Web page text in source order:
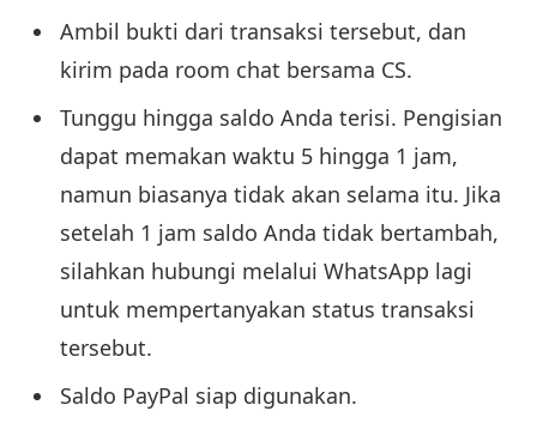
Ambil bukti dari transaksi tersebut, dan
kirim pada room chat bersama CS.
Tunggu hingga saldo Anda terisi. Pengisian
dapat memakan waktu 5 hingga 1 jam,
namun biasanya tidak akan selama itu. Jika
setelah 1 jam saldo Anda tidak bertambah,
silahkan hubungi melalui WhatsApp lagi
untuk mempertanyakan status transaksi
tersebut.
Saldo PayPal siap digunakan.